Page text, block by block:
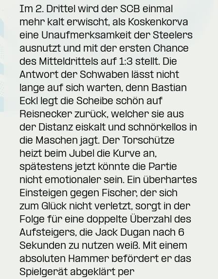
Im 2. Drittel wird der SCB einmal
mehr kalt erwischt, als Koskenkorva
eine Unaufmerksamkeit der Steelers
ausnutzt und mit der ersten Chance
des Mitteldrittels auf 1:3 stellt. Die
Antwort der Schwaben lässt nicht
lange auf sich warten, denn Bastian
Eckl legt die Scheibe schön auf
Reisnecker zurück, welcher sie aus
der Distanz eiskalt und schnörkellos in
die Maschen jagt. Der Torschütze
heizt beim Jubel die Kurve an,
spätestens jetzt könnte die Partie
nicht emotionaler sein. Ein überhartes
Einsteigen gegen Fischer, der sich
zum Glück nicht verletzt, sorgt in der
Folge für eine doppelte Überzahl des
Aufsteigers, die Jack Dugan nach 6
Sekunden zu nutzen weiß. Mit einem
absoluten Hammer befördert er das
Spielgerät abgeklärt per